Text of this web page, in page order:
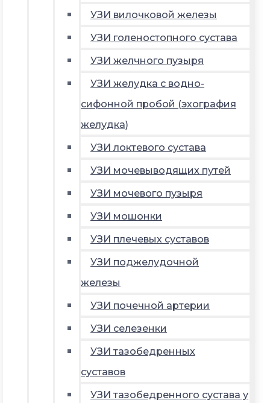
УЗИ вилочковой железы
УЗИ голеностопного сустава
УЗИ желчного пузыря
УЗИ желудка с водно-
сифонной пробой (эхография
желудка)
УЗИ локтевого сустава
УЗИ мочевыводящих путей
УЗИ мочевого пузыря
УЗИ мошонки
УЗИ плечевых суставов
УЗИ поджелудочной
железы
УЗИ почечной артерии
УЗИ селезенки
УЗИ тазобедренных
суставов
УЗИ тазобедренного сустава у